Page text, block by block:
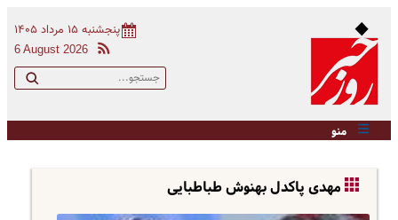
پنجشنبه ۱۵ مرداد ۱۴۰۵
6 August 2026
منو
مهدی پاکدل بهنوش طباطبایی